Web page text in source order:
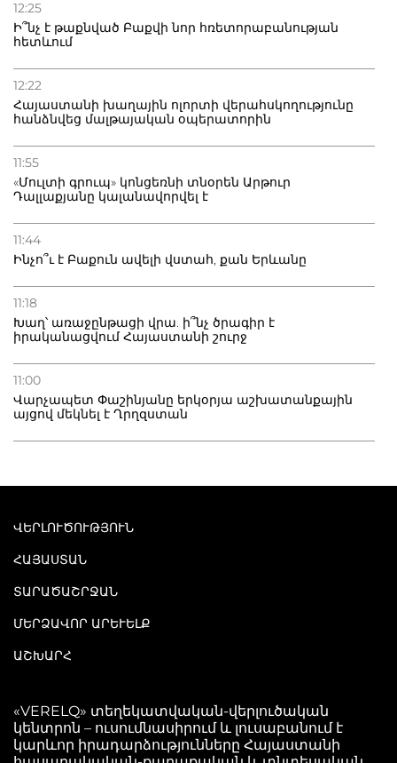
12:25
Ի՞նչ է թաքնված Բաքվի նոր հռետորաբանության
հետևում
12:22
Հայաստանի խաղային ոլորտի վերահսկողությունը
հանձնվեց մալթայական օպերատորին
11:55
«Մուլտի գրուպ» կոնցեռնի տնօրեն Արթուր
Դալլաքյանը կալանավորվել է
11:44
Ինչո՞ւ է Բաքուն ավելի վստահ, քան Երևանը
11:18
Խաղ՝ առաջընթացի վրա. ի՞նչ ծրագիր է
իրականացվում Հայաստանի շուրջ
11:00
Վարչապետ Փաշինյանը երկօրյա աշխատանքային
այցով մեկնել է Ղրղզստան
ՎԵՐԼՈՒԾՈՒԹՅՈՒՆ
ՀԱՅԱՍՏԱՆ
ՏԱՐԱԾԱՇՐՋԱՆ
ՄԵՐՁԱՎՈՐ ԱՐԵՒԵԼՔ
ԱՇԽԱՐՀ
«VERELQ» տեղեկատվական-վերլուծական
կենտրոն – ուսումնասիրում և լուսաբանում է
կարևոր իրադարձությունները Հայաստանի